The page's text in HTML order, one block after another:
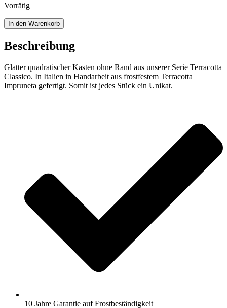
Vorrätig
Glatter
quadratischer
Kasten
ohne
Menge
In den Warenkorb
Beschreibung
Glatter quadratischer Kasten ohne Rand aus unserer Serie Terracotta
Classico. In Italien in Handarbeit aus frostfestem Terracotta
Impruneta gefertigt. Somit ist jedes Stück ein Unikat.
10 Jahre Garantie auf Frostbeständigkeit